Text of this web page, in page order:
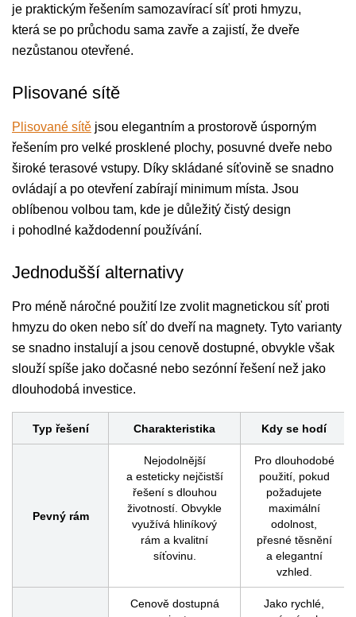
je praktickým řešením samozavírací síť proti hmyzu,
která se po průchodu sama zavře a zajistí, že dveře
nezůstanou otevřené.
Plisované sítě
Plisované sítě jsou elegantním a prostorově úsporným
řešením pro velké prosklené plochy, posuvné dveře nebo
široké terasové vstupy. Díky skládané síťovině se snadno
ovládají a po otevření zabírají minimum místa. Jsou
oblíbenou volbou tam, kde je důležitý čistý design
i pohodlné každodenní používání.
Jednodušší alternativy
Pro méně náročné použití lze zvolit magnetickou síť proti
hmyzu do oken nebo síť do dveří na magnety. Tyto varianty
se snadno instalují a jsou cenově dostupné, obvykle však
slouží spíše jako dočasné nebo sezónní řešení než jako
dlouhodobá investice.
Typ řešení Charakteristika Kdy se hodí
Pevný rám
Nejodolnější
a esteticky nejčistší
řešení s dlouhou
životností. Obvykle
využívá hliníkový
rám a kvalitní
síťovinu.
Pro dlouhodobé
použití, pokud
požadujete
maximální
odolnost,
přesné těsnění
a elegantní
vzhled.
Cenově dostupná
Jako rychlé,